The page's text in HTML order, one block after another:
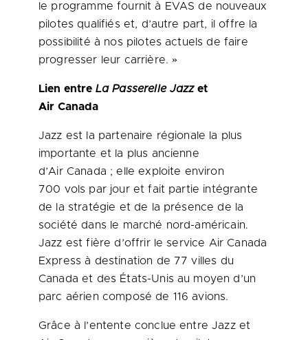
le programme fournit à EVAS de nouveaux
pilotes qualifiés et, d’autre part, il offre la
possibilité à nos pilotes actuels de faire
progresser leur carrière. »
Lien entre La Passerelle Jazzet
Air Canada
Jazz est la partenaire régionale la plus
importante et la plus ancienne
d’Air Canada ; elle exploite environ
700 vols par jour et fait partie intégrante
de la stratégie et de la présence de la
société dans le marché nord-américain.
Jazz est fière d’offrir le service Air Canada
Express à destination de 77 villes du
Canada et des États-Unis au moyen d’un
parc aérien composé de 116 avions.
Grâce à l’entente conclue entre Jazz et